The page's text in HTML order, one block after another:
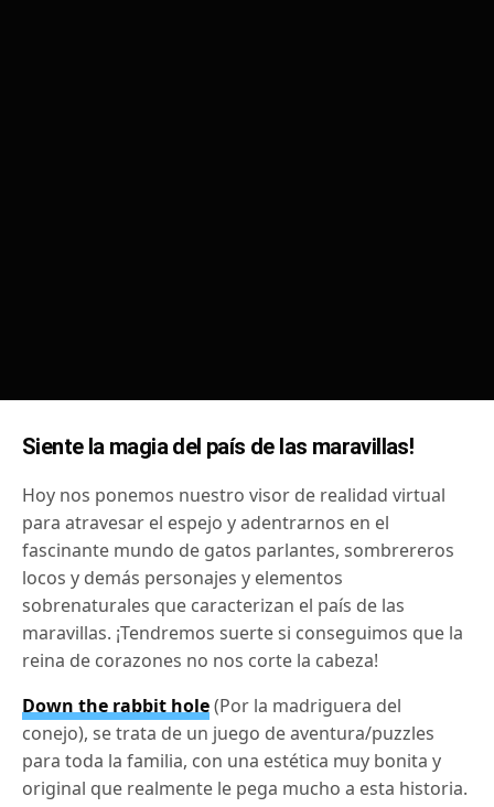
Siente la magia del país de las maravillas!
Hoy nos ponemos nuestro visor de realidad virtual
para atravesar el espejo y adentrarnos en el
fascinante mundo de gatos parlantes, sombrereros
locos y demás personajes y elementos
sobrenaturales que caracterizan el país de las
maravillas. ¡Tendremos suerte si conseguimos que la
reina de corazones no nos corte la cabeza!
Down the rabbit hole(Por la madriguera del
conejo), se trata de un juego de aventura/puzzles
para toda la familia, con una estética muy bonita y
original que realmente le pega mucho a esta historia.